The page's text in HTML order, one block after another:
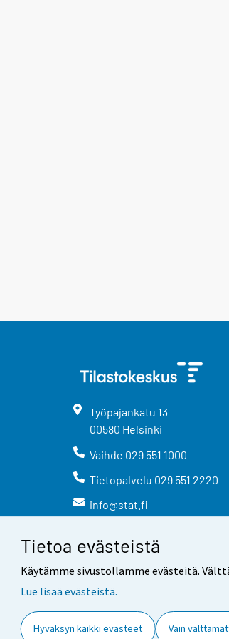
Tietoa evästeistä
Käytämme sivustollamme evästeitä.
Lue lisää evästeistä.
Hyväksyn kaikki evästeet Vain
Työpajankatu 13
00580 Helsinki
Vaihde 029 551 1000
Tietopalvelu 029 551 2220
info@stat.fi